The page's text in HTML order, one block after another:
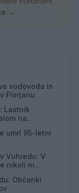
→
vodovoda in
Florjanu
Lastnik
na
umrl 95-letni
Vuhredu: V
nikoli ni
Občanki